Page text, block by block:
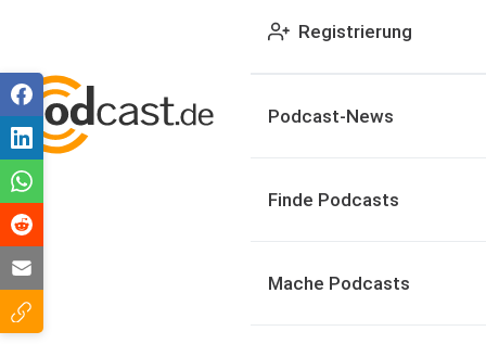
Registrierung
Podcast-News
Finde Podcasts
Mache Podcasts